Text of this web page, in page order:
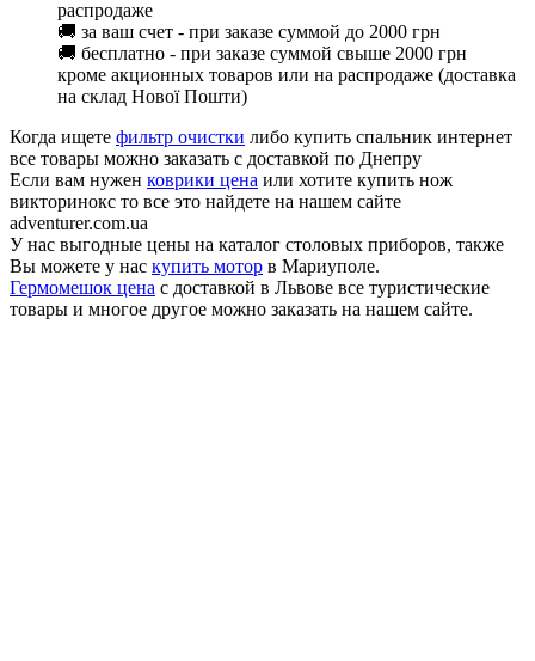
распродаже
🚚 за ваш счет - при заказе суммой до 2000 грн
🚚 бесплатно - при заказе суммой свыше 2000 грн
кроме акционных товаров или на распродаже (доставка
на склад Нової Пошти)
Когда ищете фильтр очистки либо купить спальник интернет
все товары можно заказать с доставкой по Днепру
Если вам нужен коврики цена или хотите купить нож
викторинокс то все это найдете на нашем сайте
adventurer.com.ua
У нас выгодные цены на каталог столовых приборов, также
Вы можете у нас купить мотор в Мариуполе.
Гермомешок цена с доставкой в Львове все туристические
товары и многое другое можно заказать на нашем сайте.